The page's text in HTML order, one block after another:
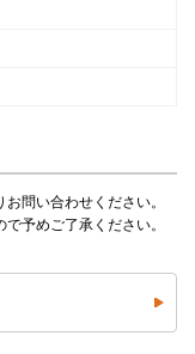
問い合わせください。
予めご了承ください。